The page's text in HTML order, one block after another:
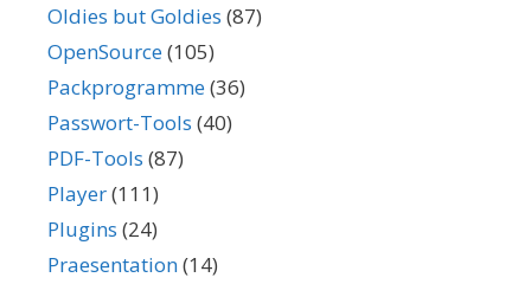
Oldies but Goldies (87)
OpenSource(105)
Packprogramme(36)
Passwort-Tools (40)
PDF-Tools (87)
Player(111)
Plugins (24)
Praesentation(14)